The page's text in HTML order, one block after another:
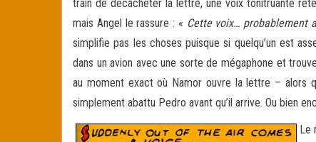
train de décacheter la lettre, une voix tonitruante
mais Angel le rassure : « Cette voix… probablement
simplifie pas les choses puisque si quelqu’un est
dans un avion avec une sorte de mégaphone et
au moment exact où Namor ouvre la lettre – alors
simplement abattu Pedro avant qu’il arrive. Ou bien
Le